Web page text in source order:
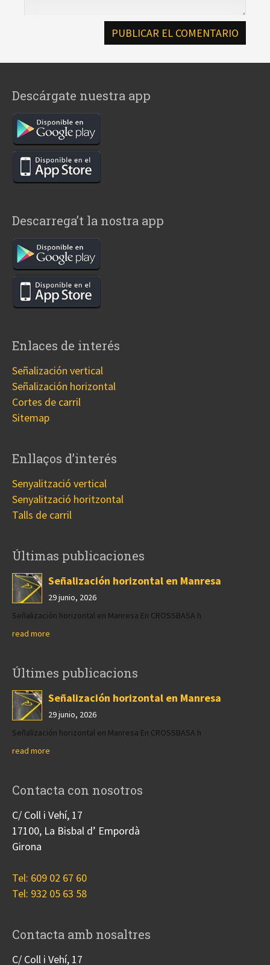
Descárgate nuestra app
Descarrega’t la nostra app
Enlaces de interés
Señalización vertical
Señalización horizontal
Cortes de carril
Sitemap
Enllaços d’interés
Senyalització vertical
Senyalització horitzontal
Talls de carril
Últimas publicaciones
Señalización horizontal en Manresa
29 junio, 2026
Señalización horizontal en Manresa En CROSSBASA h
read more
Últimes publicacions
Señalización horizontal en Manresa
29 junio, 2026
Señalización horizontal en Manresa En CROSSBASA h
read more
Contacta con nosotros
C/ Coll i Vehí, 17
17100, La Bisbal d’ Empordà
Girona
Tel: 609 02 67 60
Tel: 932 05 63 58
Contacta amb nosaltres
C/ Coll i Vehí, 17